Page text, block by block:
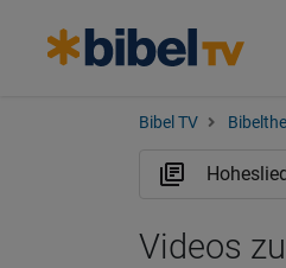
Bibel TV
Videos